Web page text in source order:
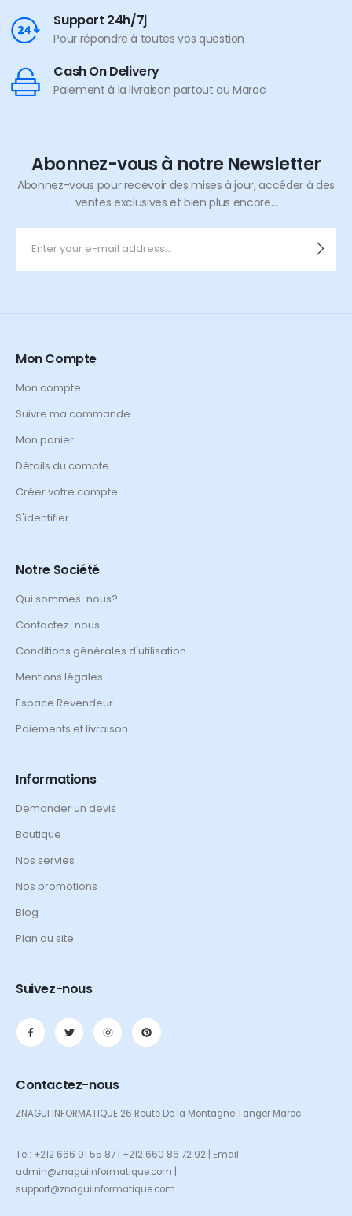
Support 24h/7j
Pour répondre à toutes vos question
Cash On Delivery
Paiement à la livraison partout au Maroc
Abonnez-vous à notre Newsletter
Abonnez-vous pour recevoir des mises à jour, accéder à des
ventes exclusives et bien plus encore...
Mon Compte
Mon compte
Suivre ma commande
Mon panier
Détails du compte
Créer votre compte
S'identifier
Notre Société
Qui sommes-nous?
Contactez-nous
Conditions générales d'utilisation
Mentions légales
Espace Revendeur
Paiements et livraison
Informations
Demander un devis
Boutique
Nos servies
Nos promotions
Blog
Plan du site
Suivez-nous
Contactez-nous
ZNAGUI INFORMATIQUE 26 Route De la Montagne Tanger Maroc
Tel: +212 666 91 55 87 | +212 660 86 72 92 | Email:
admin@znaguiinformatique.com |
support@znaguiinformatique.com